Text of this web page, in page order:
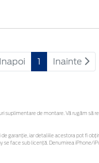
Inapoi 1 Inainte
suplimentare de montare. Vă rugăm
garanție, iar detaliile acestora pot fi
face sub licență. Denumirea